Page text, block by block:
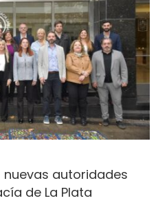
nuevas autoridades
de La Plata